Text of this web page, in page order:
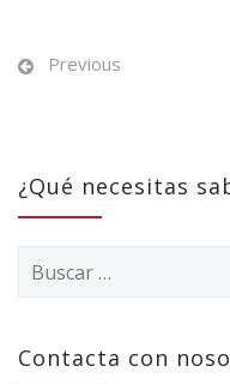
Previous
¿Qué necesitas
Contacta con